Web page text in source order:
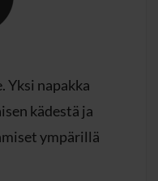
napakka
kädestä ja
ympärillä